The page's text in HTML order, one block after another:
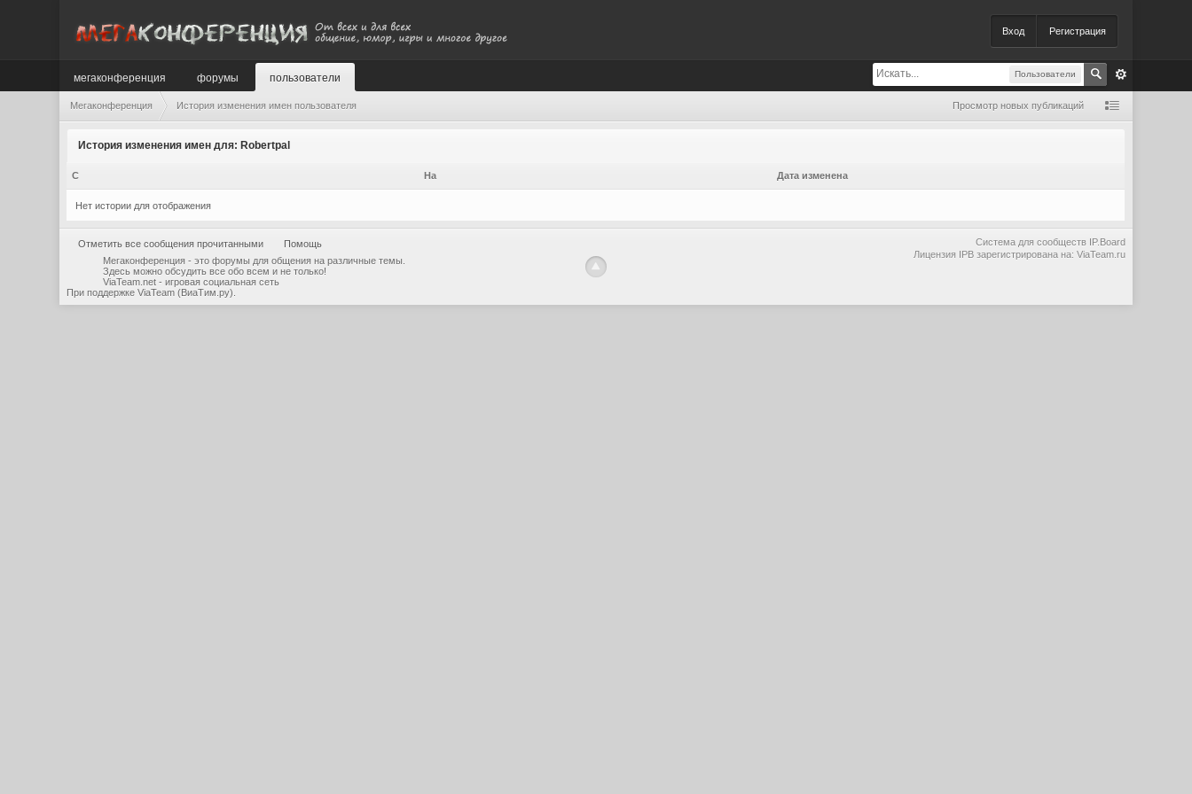
Вход Регистрация
Пользователи
мегаконференция форумы пользователи
Мегаконференция История изменения имен пользователя Просмотр новых публикаций
История изменения имен для: Robertpal
С На Дата изменена
Нет истории для отображения
Отметить все сообщения прочитанными Помощь Система для сообществ IP.Board
Лицензия IPB зарегистрирована на: ViaTeam.ru
Мегаконференция - это форумы для общения на различные темы.
Здесь можно обсудить все обо всем и не только!
ViaTeam.net - игровая социальная сеть
При поддержкеViaTeam (ВиаТим.ру)